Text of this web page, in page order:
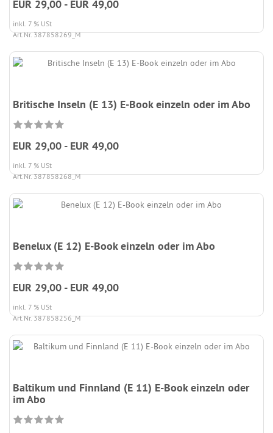
EUR 29,00 - EUR 49,00
inkl. 7 % USt
Art.Nr. 387858269_M
Britische Inseln (E 13) E-Book einzeln oder im Abo
EUR 29,00 - EUR 49,00
inkl. 7 % USt
Art.Nr. 387858268_M
Benelux (E 12) E-Book einzeln oder im Abo
EUR 29,00 - EUR 49,00
inkl. 7 % USt
Art.Nr. 387858256_M
Baltikum und Finnland (E 11) E-Book einzeln oder
im Abo